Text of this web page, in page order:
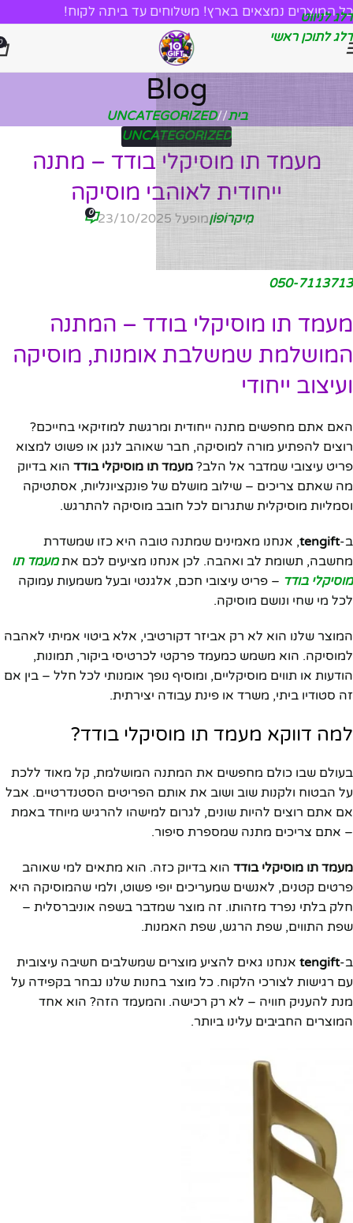
דלג לניווט
דלג לתוכן ראשי
כל המוצרים נמצאים בארץ! משלוחים עד ביתה לקוח!
Blog
בית/
UNCATEGORIZED
UNCATEGORIZED
מעמד תו מוסיקלי בודד – מתנה
ייחודית לאוהבי מוסיקה
מִיקרוֹפוֹןמופעל 23/10/2025 0
050-7113713
מעמד תו מוסיקלי בודד – המתנה
המושלמת שמשלבת אומנות, מוסיקה
ועיצוב ייחודי
האם אתם מחפשים מתנה ייחודית ומרגשת למוזיקאי בחייכם?
רוצים להפתיע מורה למוסיקה, חבר שאוהב לנגן או פשוט למצוא
פריט עיצובי שמדבר אל הלב? מעמד תו מוסיקלי בודד הוא בדיוק
מה שאתם צריכים – שילוב מושלם של פונקציונליות, אסתטיקה
וסמליות מוסיקלית שתגרום לכל חובב מוסיקה להתרגש.
ב-tengift, אנחנו מאמינים שמתנה טובה היא כזו שמשדרת
מחשבה, תשומת לב ואהבה. לכן אנחנו מציעים לכם אתמעמד תו
מוסיקלי בודד – פריט עיצובי חכם, אלגנטי ובעל משמעות עמוקה
לכל מי שחי ונושם מוסיקה.
המוצר שלנו הוא לא רק אביזר דקורטיבי, אלא ביטוי אמיתי לאהבה
למוסיקה. הוא משמש כמעמד פרקטי לכרטיסי ביקור, תמונות,
הודעות או תווים מוסיקליים, ומוסיף נופך אומנותי לכל חלל – בין אם
זה סטודיו ביתי, משרד או פינת עבודה יצירתית.
למה דווקא מעמד תו מוסיקלי בודד?
בעולם שבו כולם מחפשים את המתנה המושלמת, קל מאוד ללכת
על הבטוח ולקנות שוב ושוב את אותם הפריטים הסטנדרטיים. אבל
אם אתם רוצים להיות שונים, לגרום למישהו להרגיש מיוחד באמת
– אתם צריכים מתנה שמספרת סיפור.
מעמד תו מוסיקלי בודד הוא בדיוק כזה. הוא מתאים למי שאוהב
פרטים קטנים, לאנשים שמעריכים יופי פשוט, ולמי שהמוסיקה היא
חלק בלתי נפרד מזהותו. זה מוצר שמדבר בשפה אוניברסלית –
שפת התווים, שפת הרגש, שפת האמנות.
ב-tengift אנחנו גאים להציע מוצרים שמשלבים חשיבה עיצובית
עם רגישות לצורכי הלקוח. כל מוצר בחנות שלנו נבחר בקפידה על
מנת להעניק חוויה – לא רק רכישה. והמעמד הזה? הוא אחד
המוצרים החביבים עלינו ביותר.